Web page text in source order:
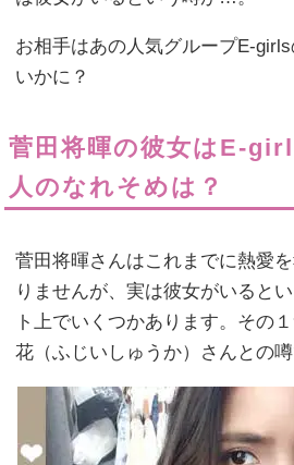
お相手はあの人気グループE-
いかに？
菅田将暉の彼女はE-
人のなれそめは？
菅田将暉さんはこれまでに熱愛
りませんが、実は彼女がいると
ト上でいくつかあります。その
花（ふじいしゅうか）さんとの噂